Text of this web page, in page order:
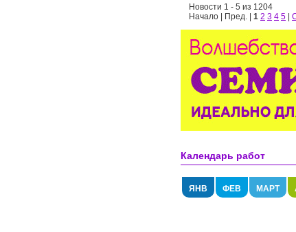
Новости 1 - 5 из 1204
Начало | Пред. | 1 2 3 4 5
Календарь работ
ЯНВ ФЕВ МАРТ